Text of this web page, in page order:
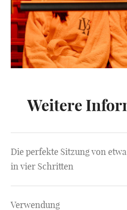
Weitere
Die perfekte Sitzung von
in vier Schritten
1. Vorheizen oder nicht? a.
bevorzugen es, die Temperatur
Verwendung